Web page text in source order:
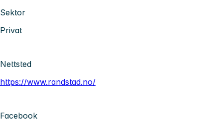
Sektor
Privat
Nettsted
https://www.randstad.no/
Facebook